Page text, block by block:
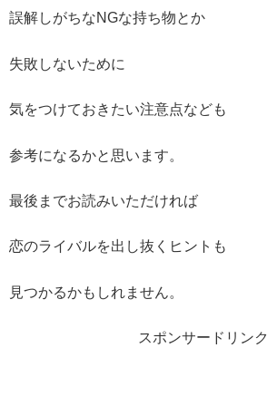
誤解しがちなNGな持ち物とか
失敗しないために
気をつけておきたい注意点なども
参考になるかと思います。
最後までお読みいただければ
恋のライバルを出し抜くヒントも
見つかるかもしれません。
スポンサードリンク